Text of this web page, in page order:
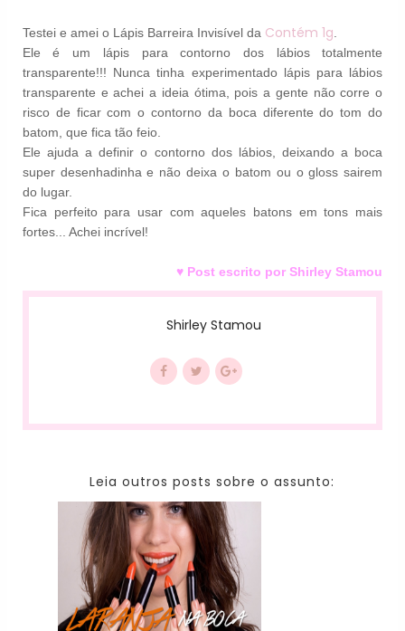
Testei e amei o Lápis Barreira Invisível da Contém 1g
Ele é um lápis para contorno dos lábios totalmente
transparente!!! Nunca tinha experimentado lápis para lábios
transparente e achei a ideia ótima, pois a gente não corre o
risco de ficar com o contorno da boca diferente do tom do
batom, que fica tão feio.
Ele ajuda a definir o contorno dos lábios, deixando a boca
super desenhadinha e não deixa o batom ou o gloss sairem
do lugar.
Fica perfeito para usar com aqueles batons em tons mais
fortes... Achei incrível!
♥ Post escrito por Shirley Stamou
Shirley Stamou
Leia outros posts sobre o assunto: